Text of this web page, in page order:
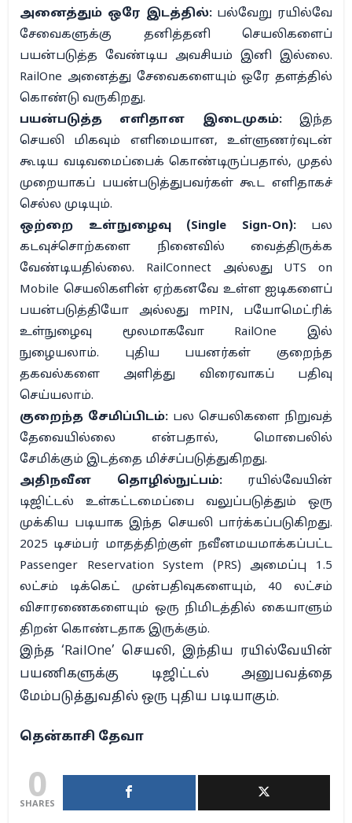
அனைத்தும் ஒரே இடத்தில்:பல்வேறு ரயில்வே
சேவைகளுக்கு தனித்தனி செயலிகளைப்
பயன்படுத்த வேண்டிய அவசியம் இனி இல்லை.
RailOne அனைத்து சேவைகளையும் ஒரே தளத்தில்
கொண்டு வருகிறது.
பயன்படுத்த எளிதான இடைமுகம்:இந்த
செயலி மிகவும் எளிமையான, உள்ளுணர்வுடன்
கூடிய வடிவமைப்பைக் கொண்டிருப்பதால், முதல்
முறையாகப் பயன்படுத்துபவர்கள் கூட எளிதாகச்
செல்ல முடியும்.
ஒற்றை உள்நுழைவு (Single Sign-On):பல
கடவுச்சொற்களை நினைவில் வைத்திருக்க
வேண்டியதில்லை. RailConnect அல்லது UTS on
Mobile செயலிகளின் ஏற்கனவே உள்ள ஐடிகளைப்
பயன்படுத்தியோ அல்லது mPIN, பயோமெட்ரிக்
உள்நுழைவு மூலமாகவோ RailOne இல்
நுழையலாம். புதிய பயனர்கள் குறைந்த
தகவல்களை அளித்து விரைவாகப் பதிவு
செய்யலாம்.
குறைந்த சேமிப்பிடம்: பல செயலிகளை நிறுவத்
தேவையில்லை என்பதால், மொபைலில்
சேமிக்கும் இடத்தை மிச்சப்படுத்துகிறது.
அதிநவீன தொழில்நுட்பம்:ரயில்வேயின்
டிஜிட்டல் உள்கட்டமைப்பை வலுப்படுத்தும் ஒரு
முக்கிய படியாக இந்த செயலி பார்க்கப்படுகிறது.
2025 டிசம்பர் மாதத்திற்குள் நவீனமயமாக்கப்பட்ட
Passenger Reservation System (PRS) அமைப்பு 1.5
லட்சம் டிக்கெட் முன்பதிவுகளையும், 40 லட்சம்
விசாரணைகளையும் ஒரு நிமிடத்தில் கையாளும்
திறன் கொண்டதாக இருக்கும்.
இந்த ‘RailOne’ செயலி, இந்திய ரயில்வேயின்
பயணிகளுக்கு டிஜிட்டல் அனுபவத்தை
மேம்படுத்துவதில் ஒரு புதிய படியாகும்.
தென்காசி தேவா
0
SHARES